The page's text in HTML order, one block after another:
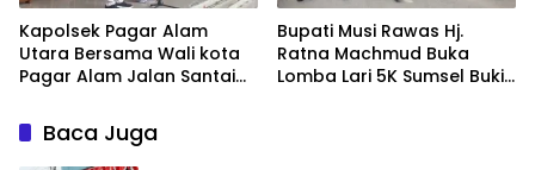
Kapolsek Pagar Alam
Utara Bersama Wali kota
Pagar Alam Jalan Santai
Bupati Musi Rawas Hj.
Ratna Machmud Buka
Lomba Lari 5K Sumsel Bukit
Baca Juga